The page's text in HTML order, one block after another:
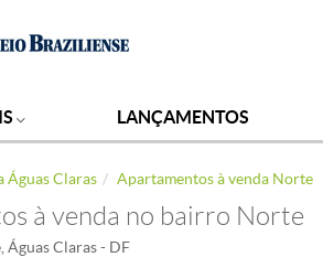
LANÇAMENTOS
Águas Claras Apartamentos à venda Norte
à venda no bairro Norte
Águas Claras - DF